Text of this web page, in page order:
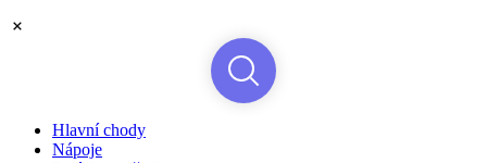
Hlavní chody
Nápoje